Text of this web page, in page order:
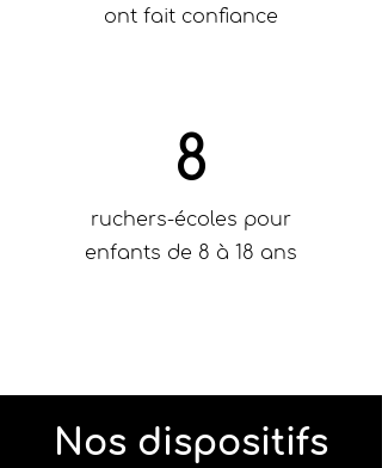
ont fait confiance
8
ruchers-écoles pour
enfants de 8 à 18 ans
Nos dispositifs